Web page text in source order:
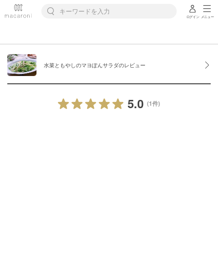
ログイン メニュー
水菜ともやしのマヨぽんサラダのレビュー
5.0 (1件)